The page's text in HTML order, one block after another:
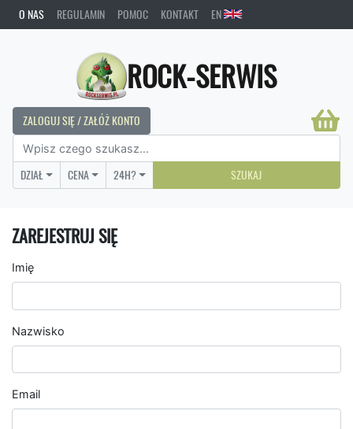
O NAS REGULAMIN POMOC KONTAKT EN
ROCK-SERWIS
ZALOGUJ SIĘ / ZAŁÓŻ KONTO
DZIAŁ CENA 24H? SZUKAJ
ZAREJESTRUJ SIĘ
Imię
Nazwisko
Email